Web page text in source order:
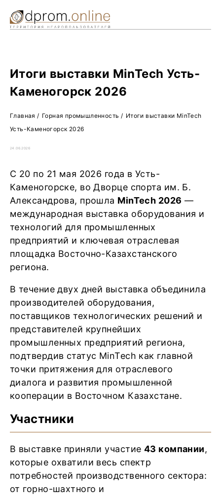
Итоги выставки MinTech Усть-
Каменогорск 2026
Главная / Горная промышленность / Итоги выставки MinTech
Усть-Каменогорск 2026
24.06.2026
С 20 по 21 мая 2026 года в Усть-
Каменогорске, во Дворце спорта им. Б.
Александрова, прошла MinTech 2026 —
международная выставка оборудования и
технологий для промышленных
предприятий и ключевая отраслевая
площадка Восточно-Казахстанского
региона.
В течение двух дней выставка объединила
производителей оборудования,
поставщиков технологических решений и
представителей крупнейших
промышленных предприятий региона,
подтвердив статус MinTech как главной
точки притяжения для отраслевого
диалога и развития промышленной
кооперации в Восточном Казахстане.
Участники
В выставке приняли участие 43 компании,
которые охватили весь спектр
потребностей производственного сектора:
от горно-шахтного и